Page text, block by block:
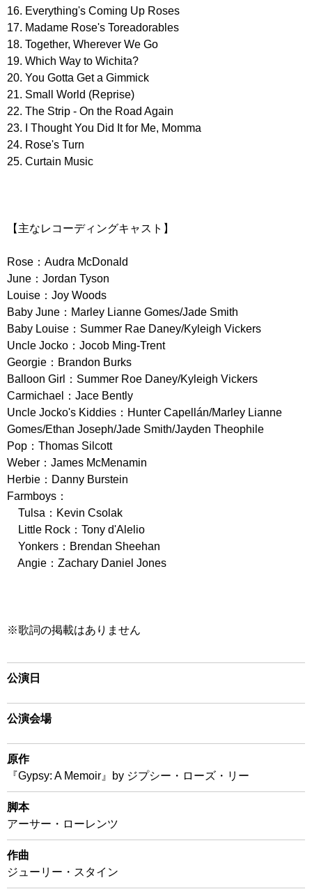
16. Everything's Coming Up Roses
17. Madame Rose's Toreadorables
18. Together, Wherever We Go
19. Which Way to Wichita?
20. You Gotta Get a Gimmick
21. Small World (Reprise)
22. The Strip - On the Road Again
23. I Thought You Did It for Me, Momma
24. Rose's Turn
25. Curtain Music
【主なレコーディングキャスト】
Rose：Audra McDonald
June：Jordan Tyson
Louise：Joy Woods
Baby June：Marley Lianne Gomes/Jade Smith
Baby Louise：Summer Rae Daney/Kyleigh Vickers
Uncle Jocko：Jocob Ming-Trent
Georgie：Brandon Burks
Balloon Girl：Summer Roe Daney/Kyleigh Vickers
Carmichael：Jace Bently
Uncle Jocko's Kiddies：Hunter Capellán/Marley Lianne
Gomes/Ethan Joseph/Jade Smith/Jayden Theophile
Pop：Thomas Silcott
Weber：James McMenamin
Herbie：Danny Burstein
Farmboys：
Tulsa：Kevin Csolak
Little Rock：Tony d'Alelio
Yonkers：Brendan Sheehan
Angie：Zachary Daniel Jones
※歌詞の掲載はありません
公演日
公演会場
原作
『Gypsy: A Memoir』by ジプシー・ローズ・リー
脚本
アーサー・ローレンツ
作曲
ジューリー・スタイン